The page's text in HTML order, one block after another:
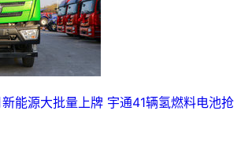
能源大批量上牌 宇通41辆氢燃料电池抢